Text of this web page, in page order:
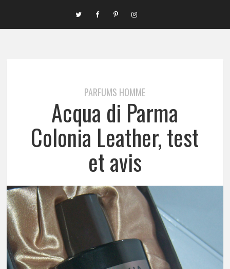
PARFUMS HOMME
Acqua di Parma
Colonia Leather, test
et avis